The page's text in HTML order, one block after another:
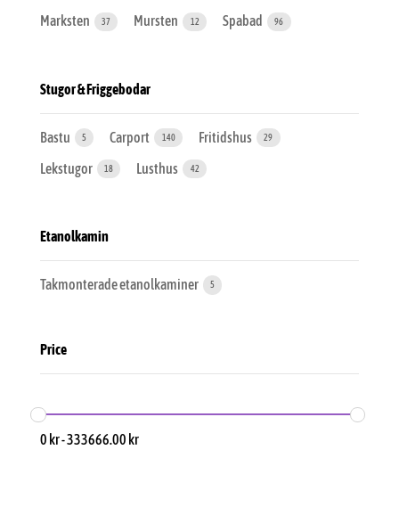
Marksten 37 Mursten 12 Spabad 96
Stugor & Friggebodar
Bastu 5 Carport 140 Fritidshus 29
Lekstugor 18 Lusthus 42
Etanolkamin
Takmonterade etanolkaminer 5
Price
0 kr-333666.00 kr